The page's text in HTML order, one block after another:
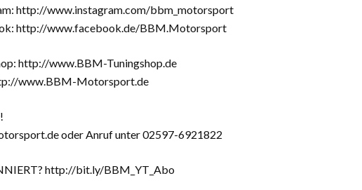
http://www.instagram.com/bbm_motorsport
http://www.facebook.de/BBM.Motorsport
http://www.BBM-Tuningshop.de
www.BBM-Motorsport.de
oder Anruf unter 02597-6921822
http://bit.ly/BBM_YT_Abo